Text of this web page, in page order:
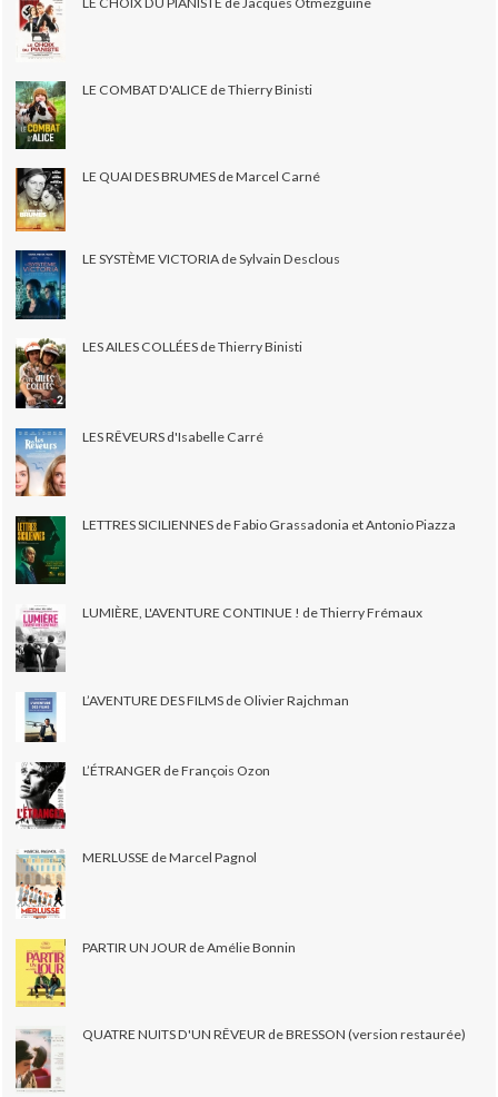
LE COMBAT D'ALICE de Thierry Binisti
LE QUAI DES BRUMES de Marcel Carné
LE SYSTÈME VICTORIA de Sylvain Desclous
LES AILES COLLÉES de Thierry Binisti
LES RÊVEURS d'Isabelle Carré
LETTRES SICILIENNES de Fabio Grassadonia et Antonio Piazza
LUMIÈRE, L'AVENTURE CONTINUE ! de Thierry Frémaux
L’AVENTURE DES FILMS de Olivier Rajchman
L’ÉTRANGER de François Ozon
MERLUSSE de Marcel Pagnol
PARTIR UN JOUR de Amélie Bonnin
QUATRE NUITS D'UN RÊVEUR de BRESSON (version restaurée)